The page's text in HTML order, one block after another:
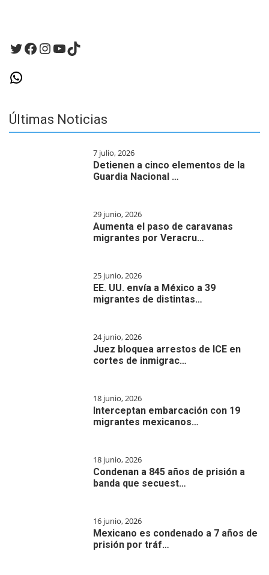
Twitter
Facebook
Instagram
YouTube
TikTok
WhatsApp
Últimas Noticias
7 julio, 2026
Detienen a cinco elementos de la
Guardia Nacional …
29 junio, 2026
Aumenta el paso de caravanas
migrantes por Veracru…
25 junio, 2026
EE. UU. envía a México a 39
migrantes de distintas…
24 junio, 2026
Juez bloquea arrestos de ICE en
cortes de inmigrac…
18 junio, 2026
Interceptan embarcación con 19
migrantes mexicanos…
18 junio, 2026
Condenan a 845 años de prisión a
banda que secuest…
16 junio, 2026
Mexicano es condenado a 7 años de
prisión por tráf…